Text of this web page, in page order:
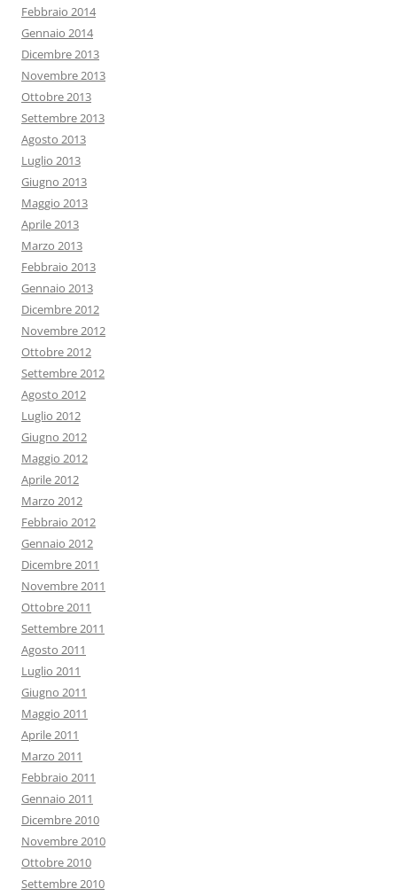
Febbraio 2014
Gennaio 2014
Dicembre 2013
Novembre 2013
Ottobre 2013
Settembre 2013
Agosto 2013
Luglio 2013
Giugno 2013
Maggio 2013
Aprile 2013
Marzo 2013
Febbraio 2013
Gennaio 2013
Dicembre 2012
Novembre 2012
Ottobre 2012
Settembre 2012
Agosto 2012
Luglio 2012
Giugno 2012
Maggio 2012
Aprile 2012
Marzo 2012
Febbraio 2012
Gennaio 2012
Dicembre 2011
Novembre 2011
Ottobre 2011
Settembre 2011
Agosto 2011
Luglio 2011
Giugno 2011
Maggio 2011
Aprile 2011
Marzo 2011
Febbraio 2011
Gennaio 2011
Dicembre 2010
Novembre 2010
Ottobre 2010
Settembre 2010